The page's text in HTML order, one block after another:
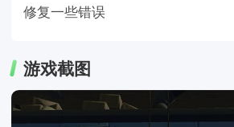
修复一些错误
游戏截图